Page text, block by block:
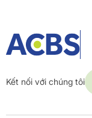
Kết nối với chúng tôi